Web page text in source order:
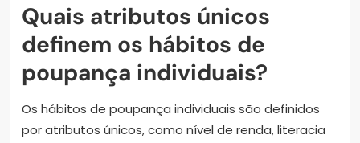
Quais atributos únicos
definem os hábitos de
poupança individuais?
Os hábitos de poupança individuais são definidos
por atributos únicos, como nível de renda, literacia